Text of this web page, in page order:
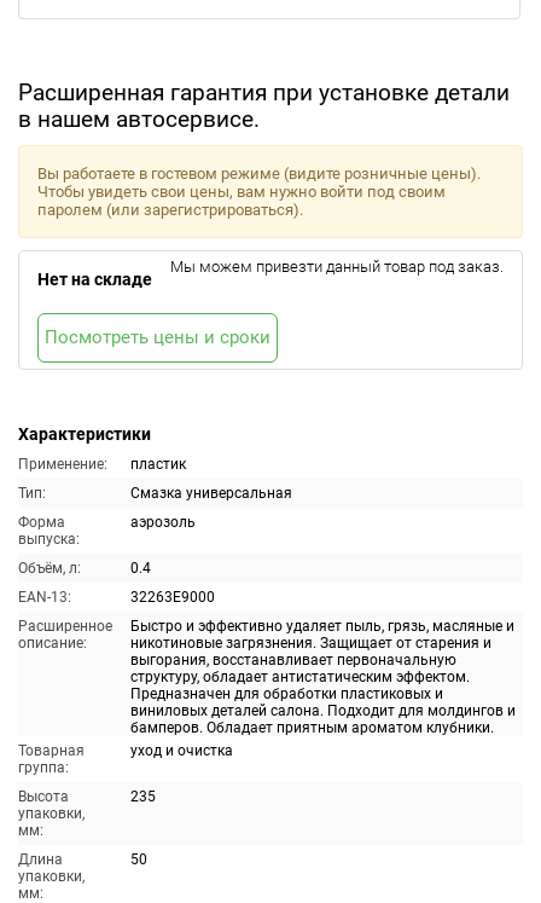
Расширенная гарантия при установке детали
в нашем автосервисе.
Характеристики
Применение:
пластик
Тип:
Смазка универсальная
Форма
выпуска:
аэрозоль
Объём, л:
0.4
EAN-13:
32263E9000
Расширенное
описание:
Быстро и эффективно удаляет пыль, грязь, масляные и
никотиновые загрязнения. Защищает от старения и
выгорания, восстанавливает первоначальную
структуру, обладает антистатическим эффектом.
Предназначен для обработки пластиковых и
виниловых деталей салона. Подходит для молдингов и
бамперов. Обладает приятным ароматом клубники.
Товарная
группа:
уход и очистка
Высота
упаковки,
мм:
235
Длина
упаковки,
мм:
50
Вы работаете в гостевом режиме (видите розничные цены).
Чтобы увидеть свои цены, вам нужно войти под своим
паролем (или зарегистрироваться).
Нет на складе
Мы можем привезти данный товар под заказ.
Посмотреть цены и сроки